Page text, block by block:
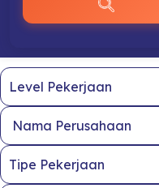
Nama Perusahaan